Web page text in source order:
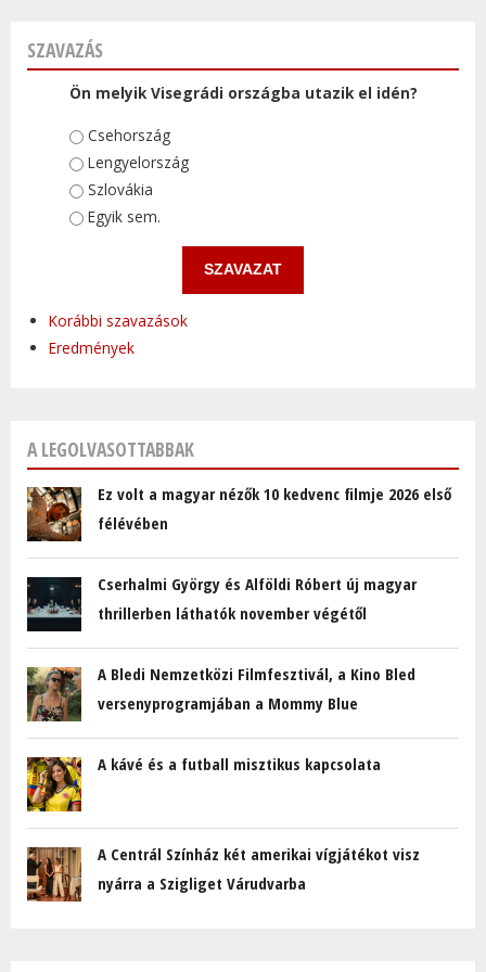
SZAVAZÁS
Ön melyik Visegrádi országba utazik el idén?
Választások
Csehország
Lengyelország
Szlovákia
Egyik sem.
Korábbi szavazások
Eredmények
A LEGOLVASOTTABBAK
Ez volt a magyar nézők 10 kedvenc filmje 2026 első
félévében
Cserhalmi György és Alföldi Róbert új magyar
thrillerben láthatók november végétől
A Bledi Nemzetközi Filmfesztivál, a Kino Bled
versenyprogramjában a Mommy Blue
A kávé és a futball misztikus kapcsolata
A Centrál Színház két amerikai vígjátékot visz
nyárra a Szigliget Várudvarba